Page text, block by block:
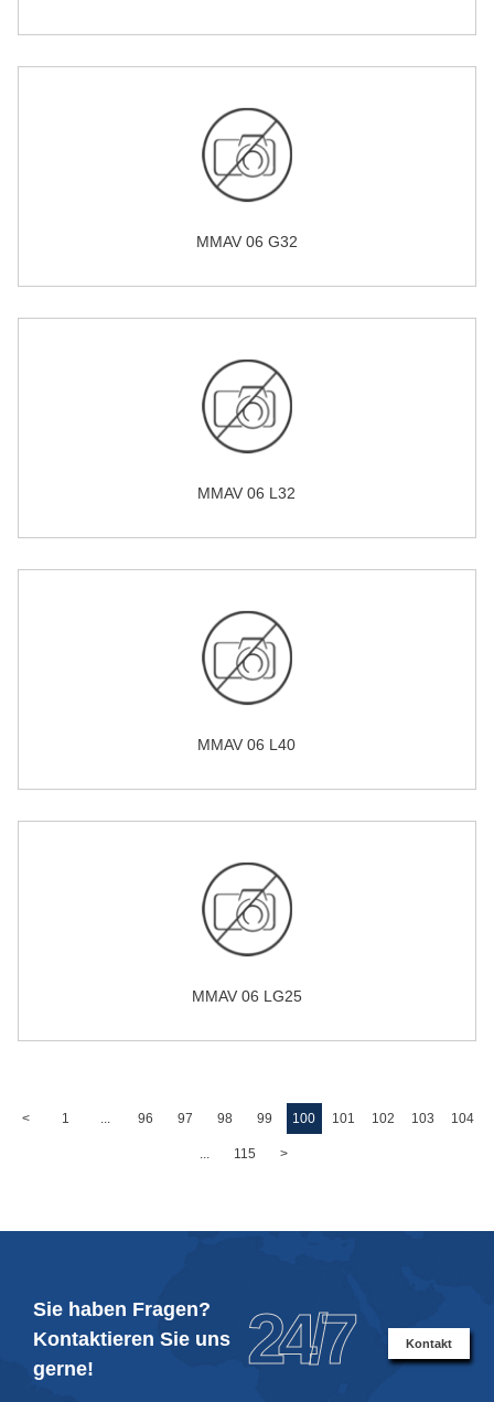
MMAV 06 G32
MMAV 06 L32
MMAV 06 L40
MMAV 06 LG25
< 1 96 97 98 99 100 101 102 103 104
115 >
Sie haben Fragen?
Kontaktieren Sie uns
gerne!
24/7 Kontakt